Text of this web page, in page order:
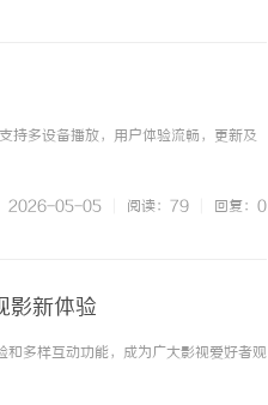
持多设备播放，用户体验流畅，更新及
2026-05-05 阅读：79 回复：0
影新体验
多样互动功能，成为广大影视爱好者观